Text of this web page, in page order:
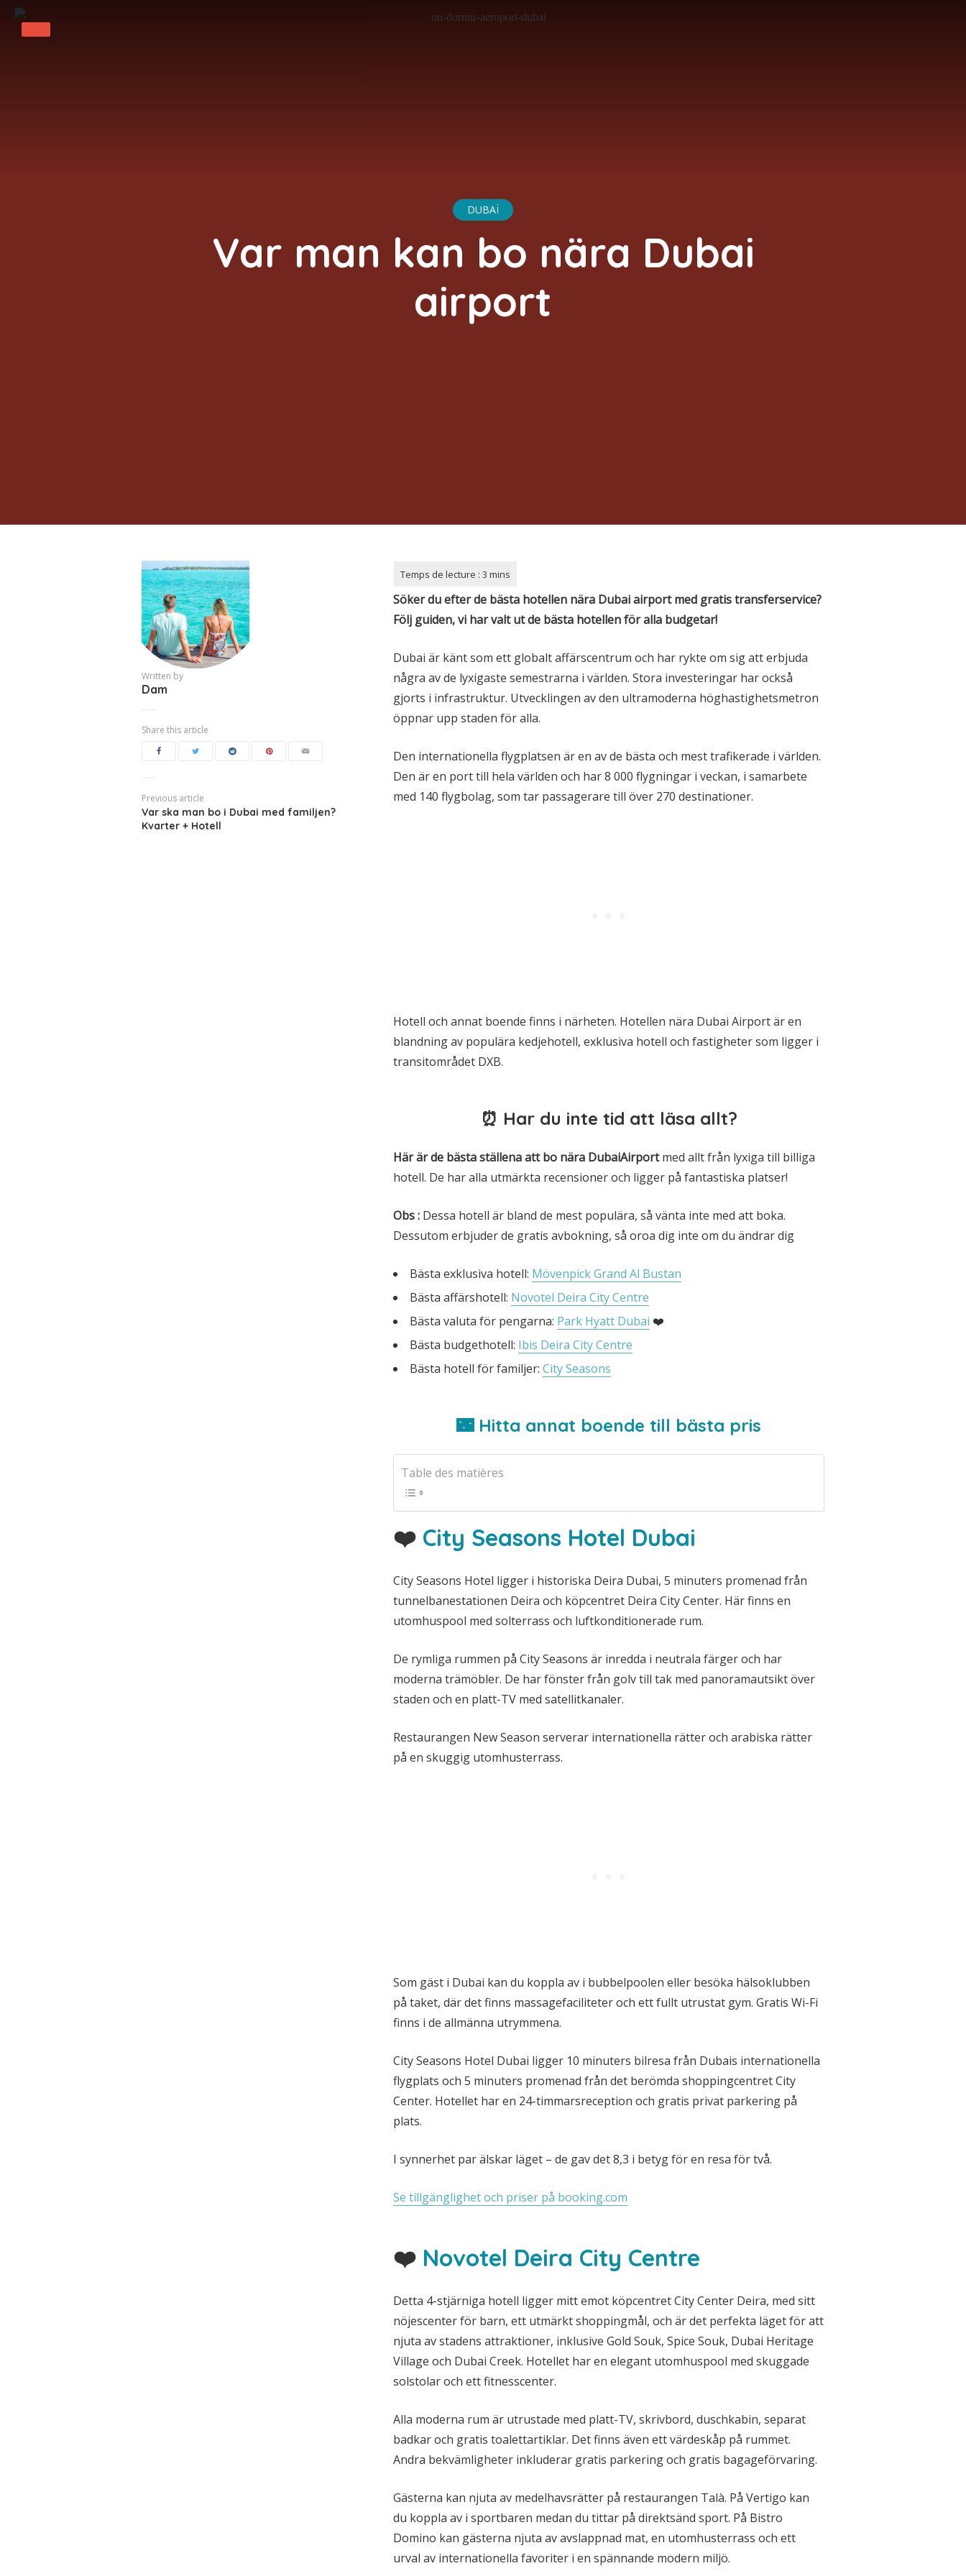
DUBAÏ
Var man kan bo nära Dubai
airport
Written by
Dam
Share this article
Previous article
Var ska man bo i Dubai med familjen?
Kvarter + Hotell
Söker du efter de bästa hotellen nära Dubai airportmed gratis transferservice?
Följ guiden, vi har valt ut de bästa hotellen för alla budgetar!
Dubai är känt som ett globalt affärscentrum och har rykte om sig att erbjuda
några av de lyxigaste semestrarna i världen. Stora investeringar har också
gjorts i infrastruktur. Utvecklingen av den ultramoderna höghastighetsmetron
öppnar upp staden för alla.
Den internationella flygplatsen är en av de bästa och mest trafikerade i världen.
Den är en port till hela världen och har 8 000 flygningar i veckan, i samarbete
med 140 flygbolag, som tar passagerare till över 270 destinationer.
Hotell och annat boende finns i närheten. Hotellen nära Dubai Airport är en
blandning av populära kedjehotell, exklusiva hotell och fastigheter som ligger i
transitområdet DXB.
⏰ Har du inte tid att läsa allt?
Här är de bästa ställena att bo nära DubaiAirportmed allt från lyxiga till billiga
hotell. De har alla utmärkta recensioner och ligger på fantastiska platser!
Obs: Dessa hotell är bland de mest populära, så vänta inte med att boka.
Dessutom erbjuder de gratis avbokning, så oroa dig inte om du ändrar dig
Bästa exklusiva hotell: Mövenpick Grand Al Bustan
Bästa affärshotell: Novotel Deira City Centre
Bästa valuta för pengarna: Park Hyatt Dubai ❤️
Bästa budgethotell: Ibis Deira City Centre
Bästa hotell för familjer: City Seasons
🌃 Hitta annat boende till bästa pris
Table des matières
❤️ City Seasons Hotel Dubai
City Seasons Hotel ligger i historiska Deira Dubai, 5 minuters promenad från
tunnelbanestationen Deira och köpcentret Deira City Center. Här finns en
utomhuspool med solterrass och luftkonditionerade rum.
De rymliga rummen på City Seasons är inredda i neutrala färger och har
moderna trämöbler. De har fönster från golv till tak med panoramautsikt över
staden och en platt-TV med satellitkanaler.
Restaurangen New Season serverar internationella rätter och arabiska rätter
på en skuggig utomhusterrass.
Som gäst i Dubai kan du koppla av i bubbelpoolen eller besöka hälsoklubben
på taket, där det finns massagefaciliteter och ett fullt utrustat gym. Gratis Wi-Fi
finns i de allmänna utrymmena.
City Seasons Hotel Dubai ligger 10 minuters bilresa från Dubais internationella
flygplats och 5 minuters promenad från det berömda shoppingcentret City
Center. Hotellet har en 24-timmarsreception och gratis privat parkering på
plats.
I synnerhet par älskar läget – de gav det 8,3 i betyg för en resa för två.
Se tillgänglighet och priser på booking.com
❤️ Novotel Deira City Centre
Detta 4-stjärniga hotell ligger mitt emot köpcentret City Center Deira, med sitt
nöjescenter för barn, ett utmärkt shoppingmål, och är det perfekta läget för att
njuta av stadens attraktioner, inklusive Gold Souk, Spice Souk, Dubai Heritage
Village och Dubai Creek. Hotellet har en elegant utomhuspool med skuggade
solstolar och ett fitnesscenter.
Alla moderna rum är utrustade med platt-TV, skrivbord, duschkabin, separat
badkar och gratis toalettartiklar. Det finns även ett värdeskåp på rummet.
Andra bekvämligheter inkluderar gratis parkering och gratis bagageförvaring.
Gästerna kan njuta av medelhavsrätter på restaurangen Talà. På Vertigo kan
du koppla av i sportbaren medan du tittar på direktsänd sport. På Bistro
Domino kan gästerna njuta av avslappnad mat, en utomhusterrass och ett
urval av internationella favoriter i en spännande modern miljö.